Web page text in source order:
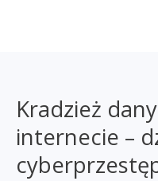
Kradzież
internecie –